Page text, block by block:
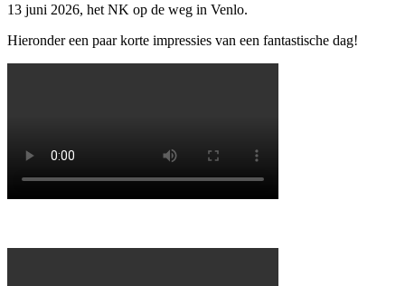
13 juni 2026, het NK op de weg in Venlo.
Hieronder een paar korte impressies van een fantastische dag!